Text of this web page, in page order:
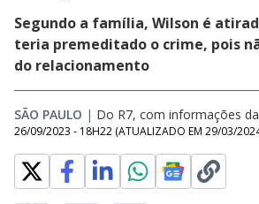
Segundo a família, Wilson é
teria premeditado o crime, pois
do relacionamento
SÃO PAULO | Do R7, com informações
26/09/2023 - 18H22 (ATUALIZADO EM 29/03/